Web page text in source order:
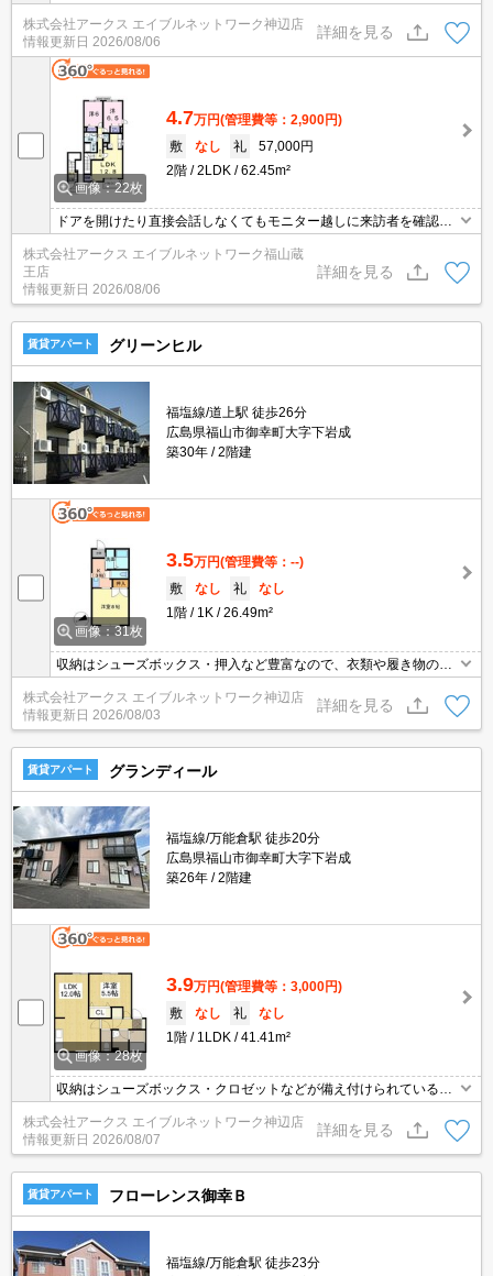
きるモニター付きインターホンで防犯対策が可能です。室内設備は
浴室乾燥機・洗面所独立など大変充実しております。素敵な2LDK
をお探しの方は当社まで。バルコニー付きのアパートです。新しい
生活のスタートにおすすめなのが、こちらのアパートです。
株式会社アークス エイブルネットワーク神辺店
情報更新日 2026/08/06
詳細を見る
画像：22枚
4.7万円(管理費等：2,900円)
敷
なし 礼
57,000円
2階
2LDK 62.45m²
ドアを開けたり直接会話しなくてもモニター越しに来訪者を確認で
浴室乾燥機・洗面所独立など大変充実しております。素敵な2LDK
をお探しの方は当社まで。バルコニー付きのアパートです。新しい
生活のスタートにおすすめなのが、こちらのアパートです。
株式会社アークス エイブルネットワーク福山蔵
王店
情報更新日 2026/08/06
詳細を見る
賃貸アパート グリーンヒル
福塩線/道上駅 徒歩26分
広島県福山市御幸町大字下岩成
築30年
2階建
画像：31枚
3.5万円(管理費等：--)
敷
なし 礼
なし
1階
1K 26.49m²
収納はシューズボックス・押入など豊富なので、衣類や履き物の整
理がしやすく便利です。室内設備は照明付き・エアコン・ネット使
用料不要など大変充実しております。ダニなども気にならないフロ
ーリングの快適なアパートです。ワンルームとはちがった素敵なキ
ッチンがあるお住まいです。駐車スペースももちろんご用意してお
ります。
株式会社アークス エイブルネットワーク神辺店
情報更新日 2026/08/03
詳細を見る
賃貸アパート グランディール
福塩線/万能倉駅 徒歩20分
広島県福山市御幸町大字下岩成
築26年
2階建
画像：28枚
3.9万円(管理費等：3,000円)
敷
なし 礼
なし
1階
1LDK 41.41m²
収納はシューズボックス・クロゼットなどが備え付けられているの
で、衣類や日用品の収納に重宝します。忙しい朝にも嬉しい、洗面
所が独立している物件。バルコニー付きのアパートです。様々な場
所へのアクセスが便利になる、2駅利用可能なアパートです。角部
屋で人通りが少なく、防犯的にも安心です。
株式会社アークス エイブルネットワーク神辺店
情報更新日 2026/08/07
詳細を見る
賃貸アパート フローレンス御幸Ｂ
福塩線/万能倉駅 徒歩23分